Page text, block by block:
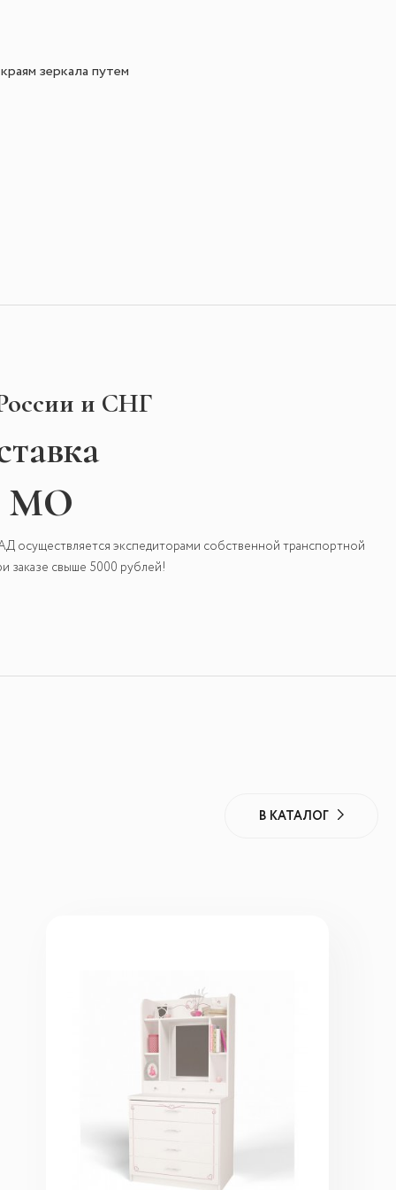
зеркала путем
и СНГ
МО
осуществляется экспедиторами собственной транспортной
заказе свыше 5000 рублей!
В КАТАЛОГ